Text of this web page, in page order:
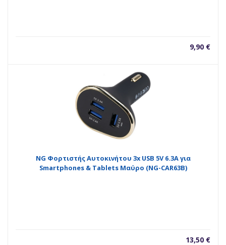
9,90 €
NG Φορτιστής Αυτοκινήτου 3x USB 5V 6.3A για
Smartphones & Tablets Μαύρο (NG-CAR63B)
13,50 €